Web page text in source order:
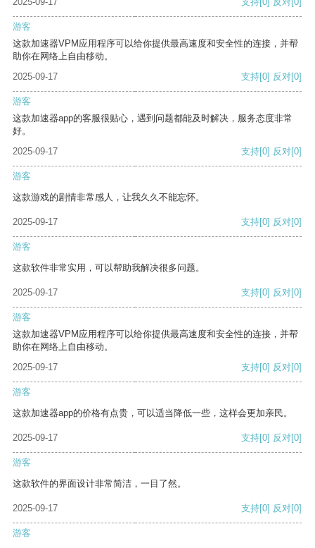
游客
这款加速器VPM应用程序可以给你提供最高速度和安全性的连接，并帮
助你在网络上自由移动。
2025-09-17
支持[0] 反对[0]
游客
这款加速器app的客服很贴心，遇到问题都能及时解决，服务态度非常
好。
2025-09-17
支持[0] 反对[0]
游客
这款游戏的剧情非常感人，让我久久不能忘怀。
2025-09-17 支持[0] 反对[0]
游客
这款软件非常实用，可以帮助我解决很多问题。
2025-09-17 支持[0] 反对[0]
游客
这款加速器VPM应用程序可以给你提供最高速度和安全性的连接，并帮
助你在网络上自由移动。
2025-09-17
支持[0] 反对[0]
游客
这款加速器app的价格有点贵，可以适当降低一些，这样会更加亲民。
2025-09-17 支持[0] 反对[0]
游客
这款软件的界面设计非常简洁，一目了然。
2025-09-17 支持[0] 反对[0]
游客